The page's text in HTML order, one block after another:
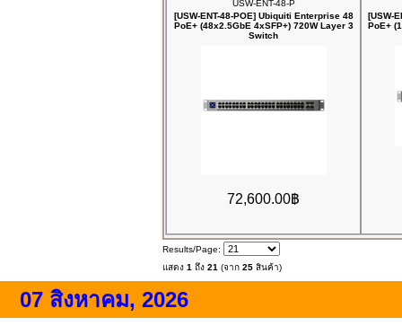
USW-ENT-48-P
[USW-ENT-48-POE] Ubiquiti Enterprise 48
PoE+ (48x2.5GbE 4xSFP+) 720W Layer 3
Switch
72,600.00฿
[USW-
PoE+
Results/Page:
แสดง 1 ถึง 21 (จาก 25 สินค้า)
07 สิงหาคม, 2026